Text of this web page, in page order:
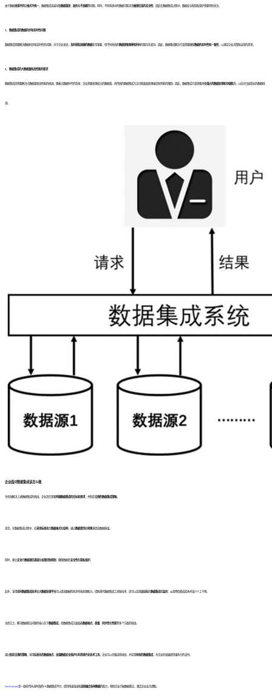
由于数据 来源不同 且 格式不统一，数据集成容易导致 数据重复 缺失 和 不准确 等问题。同时，不同系统中的数据可能涉及敏感信息的安全性 ，因此在数据集成过程中，数据安全和隐私保护需要特别关注。
3、 数据集成的数据同步和实时性问题
数据集成需要解决数据同步和实时性的问题。对于企业来说， 及时获取准确的数据非常重要，但不同系统的 数据更新频率和时间可能存在差异。因此，数据集成解决方案需要确保 数据的实时性和一致性 ，以满足企业决策和运营的需求。
4、 数据集成的大数据量和高性能的要求
数据集成还需要解决大数据量和高性能的挑战。随着大数据时代的到来，企业需要处理庞大的数据量，而传统的数据集成方法可能面临处理速度和性能的限制。因此，数据集成方案需要具备强大的数据处理和存储能力，以应对日益增长的数据挑
战。
企业面对数据集成该怎么做
为有效解决上述数据集成的挑战，企业首先需要 明确数据集成的目标和需求，并制定合理的数据集成策略。
其次，在数据集成过程中，应采用标准化 的 数据格式和 结构，通过 数据清洗 和 转换来提高数据质量。
同时，建立安全的 数据通信通道和 权限控制机制 ，确保数据的 安全性 和 隐私保护。
此外，采用实时数据集成技术和 大数据处理平台可以提高数据的同步性和处理能力。借助现代数据集成工具和技术，还可以实现自动化 的 数据集成和 监控 ，从而降低集成成本并减少人工干预。
总而言之，解决数据孤岛问题的核心在于 数据集成，而数据集成又面临着 数据格式、 质量 、 同步性 和 性能等多个方面的挑战。
通过制定合理的策略、采用标准化的数据格式、 加强数据安全保护和 利用现代化技术工具 ，企业可以克服这些挑战，并实现有效的数据集成，为企业的发展提供强有力的支持。
FineDataLink 是一款低代码/高时效的ETL数据集成平台，提供快速连接和 高效融合各种数据 的能力，帮助企业打破数据孤岛，激活企业业务潜能。